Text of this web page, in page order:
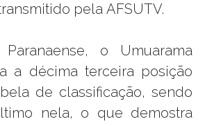
pela AFSUTV.
Paranaense, o Umuarama
a décima terceira posição
de classificação, sendo
nela, o que demostra